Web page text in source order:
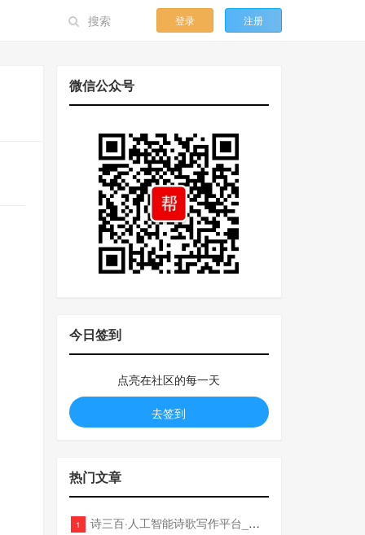
登录 注册
微信公众号
今日签到
点亮在社区的每一天
去签到
热门文章
1 诗三百·人工智能诗歌写作平台_在线作诗机_藏头诗生成器_电脑对联_姓名作诗